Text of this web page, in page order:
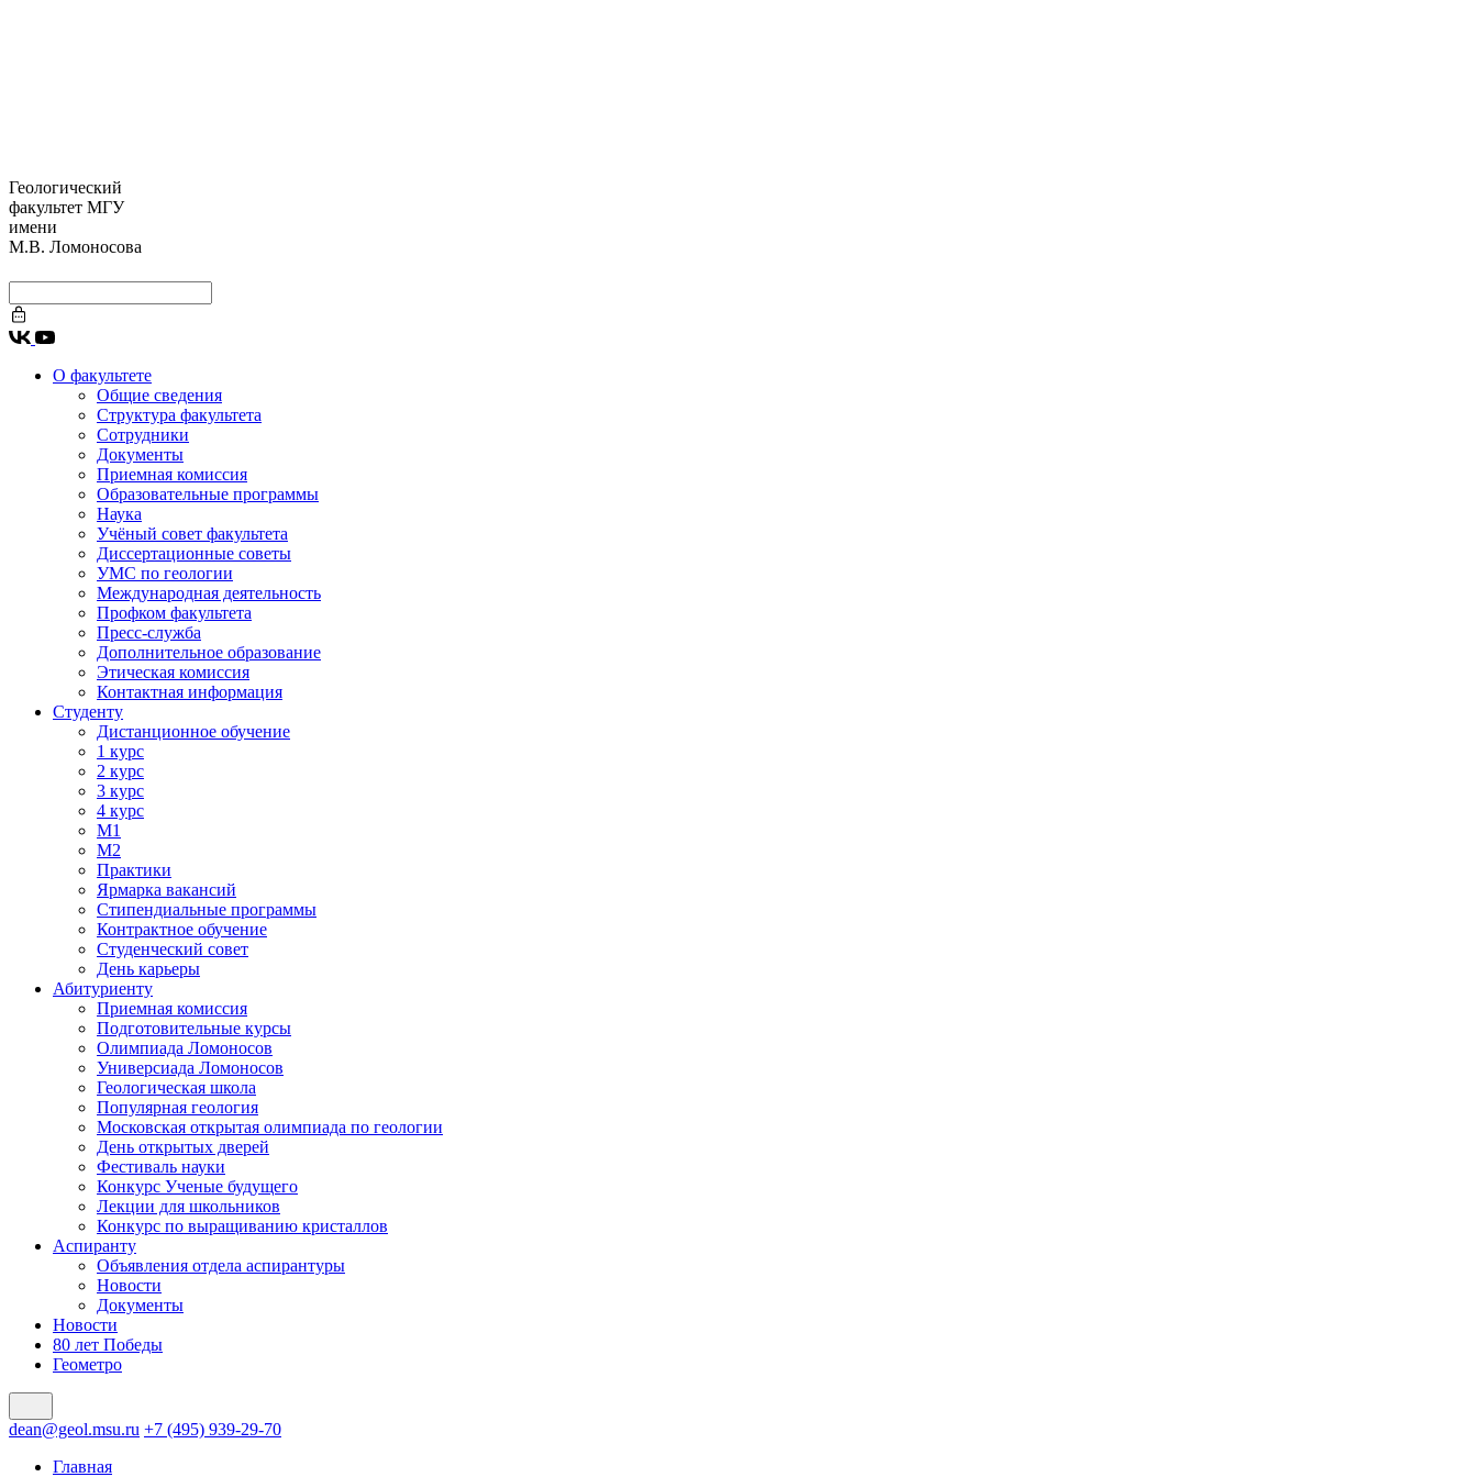
Геологический
факультет МГУ
имени
М.В. Ломоносова
О факультете
Общие сведения
Структура факультета
Сотрудники
Документы
Приемная комиссия
Образовательные программы
Наука
Учёный совет факультета
Диссертационные советы
УМС по геологии
Международная деятельность
Профком факультета
Пресс-служба
Дополнительное образование
Этическая комиссия
Контактная информация
Студенту
Дистанционное обучение
1 курс
2 курс
3 курс
4 курс
М1
М2
Практики
Ярмарка вакансий
Стипендиальные программы
Контрактное обучение
Студенческий совет
День карьеры
Абитуриенту
Приемная комиссия
Подготовительные курсы
Олимпиада Ломоносов
Универсиада Ломоносов
Геологическая школа
Популярная геология
Московская открытая олимпиада по геологии
День открытых дверей
Фестиваль науки
Конкурс Ученые будущего
Лекции для школьников
Конкурс по выращиванию кристаллов
Аспиранту
Объявления отдела аспирантуры
Новости
Документы
Новости
80 лет Победы
Геометро
dean@geol.msu.ru +7 (495) 939-29-70
Главная